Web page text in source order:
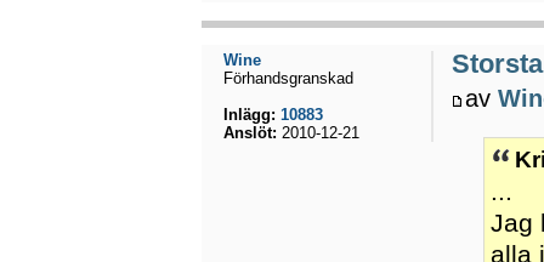
av
...
Jag
alla
Wine
Förhandsgranskad
Inlägg: 10883
Anslöt: 2010-12-21